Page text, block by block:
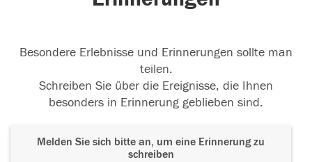
Besondere Erlebnisse und Erinnerungen sollte man
teilen.
Schreiben Sie über die Ereignisse, die Ihnen
besonders in Erinnerung geblieben sind.
Melden Sie sich bitte an, um eine Erinnerung zu
schreiben